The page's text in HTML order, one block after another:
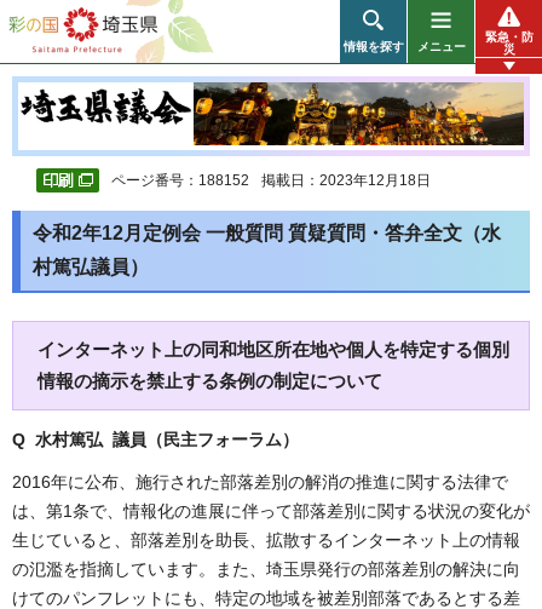
彩の国 埼玉県
情報を探す メニュー
緊急・防
災
ページ番号：188152 掲載日：2023年12月18日
令和2年12月定例会 一般質問 質疑質問・答弁全文（水
村篤弘議員）
インターネット上の同和地区所在地や個人を特定する個別
情報の摘示を禁止する条例の制定について
Q 水村篤弘 議員（民主フォーラム）
2016年に公布、施行された部落差別の解消の推進に関する法律で
は、第1条で、情報化の進展に伴って部落差別に関する状況の変化が
生じていると、部落差別を助長、拡散するインターネット上の情報
の氾濫を指摘しています。また、埼玉県発行の部落差別の解決に向
けてのパンフレットにも、特定の地域を被差別部落であるとする差